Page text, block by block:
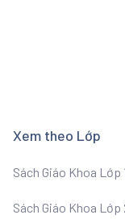
Xem theo Lớp
Sách Giáo Khoa Lớp
Sách Giáo Khoa Lớp